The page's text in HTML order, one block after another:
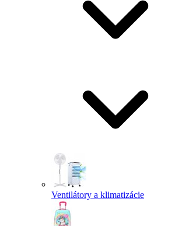
Ventilátory a klimatizácie